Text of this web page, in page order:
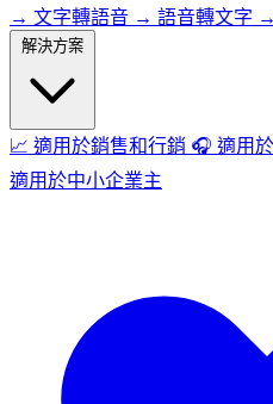
→ 文字轉語音 → 語音轉文字 →
📈 適用於銷售和行銷 🎧 適用
適用於中小企業主